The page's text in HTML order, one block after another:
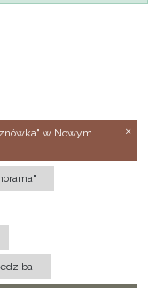
w Nowym